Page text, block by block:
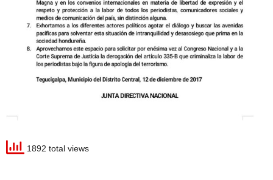
1892 total views